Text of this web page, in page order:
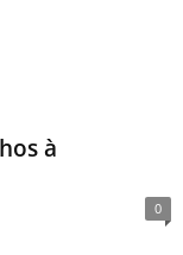
à
0